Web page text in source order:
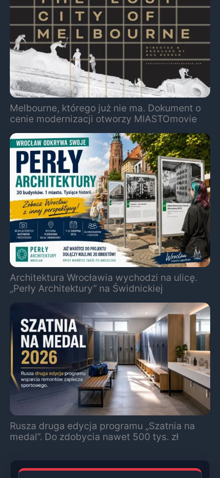
Melbourne, którego już nie ma. Dokument o
cenie modernizacji otworzy MIASTOmovie
Architektura Wrocławia wychodzi na ulicę.
„Perły Architektury” na Świdnickiej
Rusza druga edycja programu „Szatnia na
medal”. Do zdobycia nawet 500 tys. zł